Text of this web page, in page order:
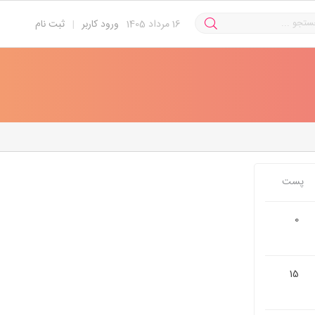
ثبت نام | ورود کاربر 16مرداد 1405
پست
0
15